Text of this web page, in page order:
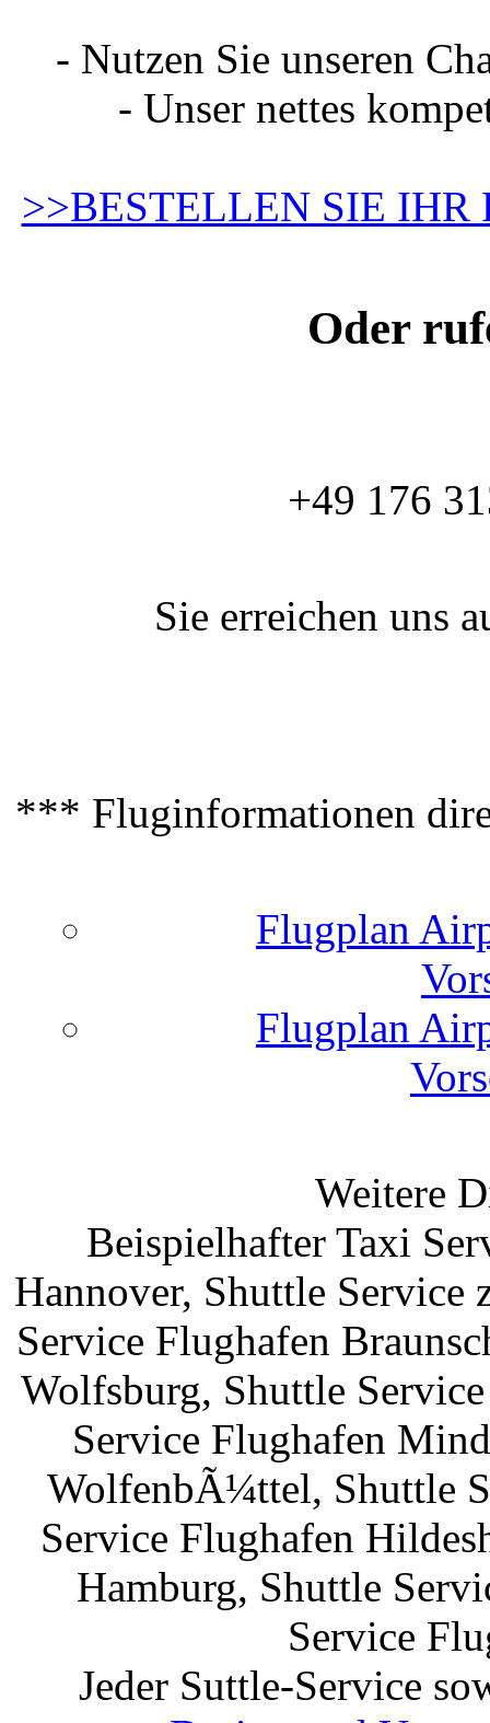
- Nutzen Sie unseren
- Unser nettes
>>BESTELLEN SIE
Oder
+49 176
Sie erreichen uns
*** Fluginformationen
Flugplan
Flugplan
Weitere
Beispielhafter Taxi
Hannover, Shuttle Service
Service Flughafen
Wolfsburg, Shuttle
Service Flughafen
WolfenbÃ¼ttel, Shuttle
Service Flughafen
Hamburg, Shuttle
Service
Jeder Suttle-Service